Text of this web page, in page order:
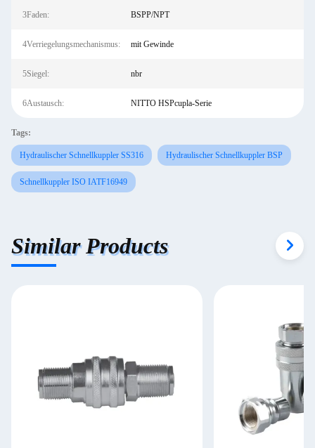
3Faden: BSPP/NPT
4Verriegelungsmechanismus: mit Gewinde
5Siegel: nbr
6Austausch: NITTO HSPcupla-Serie
Tags:
Hydraulischer Schnellkuppler SS316 Hydraulischer Schnellkuppler BSP
Schnellkuppler ISO IATF16949
Similar Products